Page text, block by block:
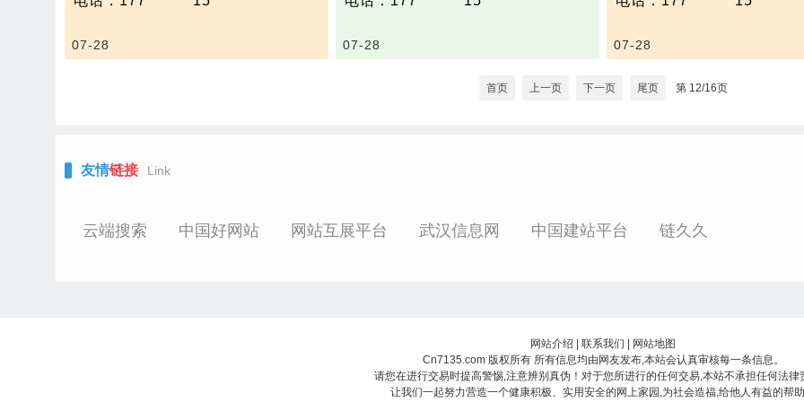
雾滴直径：15～50μm，液
主通道舱直径：根据客户需求定制
最低温度：约-190℃（宇宙空间温
（宇宙空间真空度：1000万分之一
速、二氧化碳等。
1）反力架系统：
推力：500KN，行程
2）环境舱
淋雨：降雨强度0.5～
雨滴大小0.5～5mm，降雨
制精度≤±2%
紫外光照：辐照强度63w/
照波长：320～0.4μm
的可靠性，盐雾是指大气中由含盐微
ASS"试验，是人工三防气候中常见
温度波动度±0.5℃ （空载时）
07-28
路面环境试验台能够在实验室条件下
面振动、高低温交变、湿热交变、盐
备、交通设备等提供可控稳定的验
4）阳光模拟：全光谱，辐射照度11
5）降雨强度：0.5~102mm/h；
6）降雪强度：5~10mm/h；
07-28
功能：
主要自然环境，主要包括高
拟；
护、改善生态环境、植物水
验研究提供实验数据。
参数：
1）尺寸：50~200㎡；
07-28
首页 上一页 下一页 尾页 第 12/16页
友情链接 Link
云端搜索 中国好网站 网站互展平台 武汉信息网 中国建站平台 链久久
网站介绍 联系我们
网站地图
Cn7135.com 版权所有所有信息均由网友发布,本站会认真审核每一条信息。
请您在进行交易时提高警惕,注意辨别真伪！对于您所进行的任何交易,本站不承担任何法律
让我们一起努力营造一个健康积极、实用安全的网上家园,为社会造福,给他人有益的帮助